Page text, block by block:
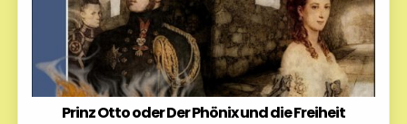
Prinz Otto oder Der Phönix und die Freiheit